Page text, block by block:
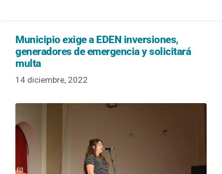
Municipio exige a EDEN inversiones,
generadores de emergencia y solicitará
multa
14 diciembre, 2022